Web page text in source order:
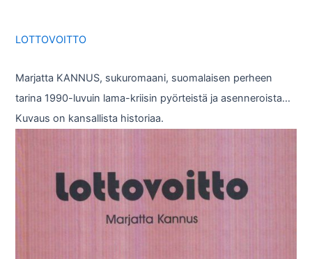
LOTTOVOITTO
Marjatta KANNUS, sukuromaani, suomalaisen perheen
tarina 1990-luvuin lama-kriisin pyörteistä ja asenneroista…
Kuvaus on kansallista historiaa.